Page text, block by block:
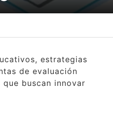
estrategias
de evaluación
buscan innovar